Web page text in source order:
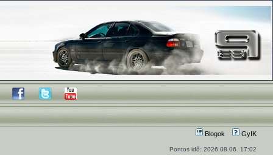
Blogok GyIK
Pontos idő: 2026.08.06. 17:02